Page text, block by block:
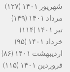
شهریور ۱۴۰۱
(۱۲۷)
مرداد ۱۴۰۱
(۱۴۹)
تیر ۱۴۰۱
(۱۱۴)
خرداد ۱۴۰۱
(۹۵)
اردیبهشت ۱۴۰۱
(۸۶)
فروردین ۱۴۰۱
(۱۱۵)